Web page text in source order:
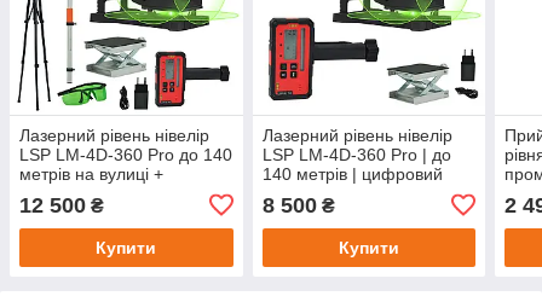
Лазерний рівень нівелір
LSP LM-4D-360 Pro до 140
метрів на вулиці +
приймач + штатив + рейка
12 500 ₴
Купити
Лазерний рівень нівелір
LSP LM-4D-360 Pro | до
140 метрів | цифровий
8 500₴
Купити
4D
2